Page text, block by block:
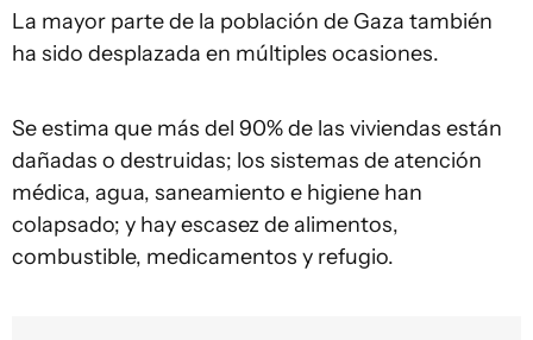
La mayor parte de la población de Gaza también
ha sido desplazada en múltiples ocasiones.
Se estima que más del 90% de las viviendas están
dañadas o destruidas; los sistemas de atención
médica, agua, saneamiento e higiene han
colapsado; y hay escasez de alimentos,
combustible, medicamentos y refugio.